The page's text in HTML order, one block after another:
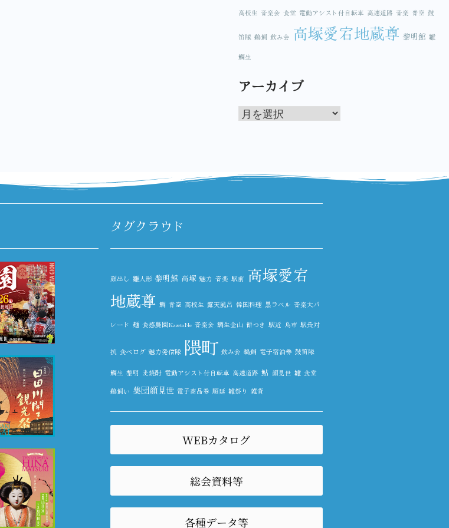
高校生 音楽会 食堂 電動アシスト付自転車 高速道路 音楽 青空 鼓
笛隊 鵜飼 飲み会 高塚愛宕地蔵尊 黎明館 雛
鯛生
アーカイブ
タグクラウド
顔出し 雛人形 黎明館 高塚 魅力 音楽 駅前 高塚愛宕
地蔵尊 鯛 青空 高校生 露天風呂 韓国料理 黒ラベル 音楽大パ
レード 麺 食感農園KazetoNe 音楽会 鯛生金山 餅つき 駅近 鳥市 駅長対
抗 食べログ 魅力発信隊 隈町 飲み会 鵜飼 電子宿泊券 鼓笛隊
鯛生 黎明 麦焼酎 電動アシスト付自転車 高速道路 鮎 顔見世 雛 食堂
鵜飼い 集団顔見世 電子商品券 順延 雛祭り 雑貨
WEBカタログ
総会資料等
各種データ等